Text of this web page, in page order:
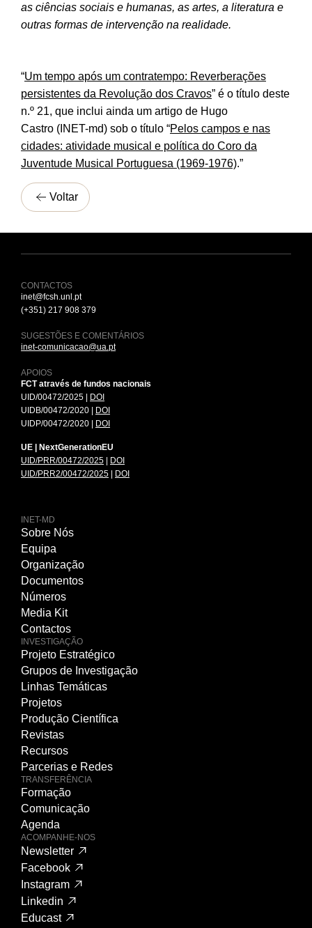
as ciências sociais e humanas, as artes, a literatura e
outras formas de intervenção na realidade.
“Um tempo após um contratempo: Reverberações
persistentes da Revolução dos Cravos” é o título deste
n.º 21, que inclui ainda um artigo de Hugo
Castro (INET-md) sob o título “Pelos campos e nas
cidades: atividade musical e política do Coro da
Juventude Musical Portuguesa (1969-1976).”
Voltar
CONTACTOS
inet@fcsh.unl.pt
(+351) 217 908 379
SUGESTÕES E COMENTÁRIOS
inet-comunicacao@ua.pt
APOIOS
FCT através de fundos nacionais
UID/00472/2025 |
DOI
UIDB/00472/2020 |
DOI
UIDP/00472/2020 |
DOI
UE | NextGenerationEU
UID/PRR/00472/2025
DOI
UID/PRR2/00472/2025
DOI
INET-MD
Sobre Nós
Equipa
Organização
Documentos
Números
Media Kit
Contactos
INVESTIGAÇÃO
Projeto Estratégico
Grupos de Investigação
Linhas Temáticas
Projetos
Produção Científica
Revistas
Recursos
Parcerias e Redes
TRANSFERÊNCIA
Formação
Comunicação
Agenda
ACOMPANHE-NOS
Newsletter
Facebook
Instagram
Linkedin
Educast